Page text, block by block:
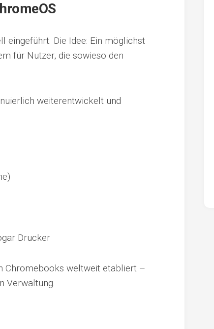
eingeführt. Die Idee: Ein möglichst
für Nutzer, die sowieso den
weiterentwickelt und
Drucker
Chromebooks weltweit etabliert –
Verwaltung.